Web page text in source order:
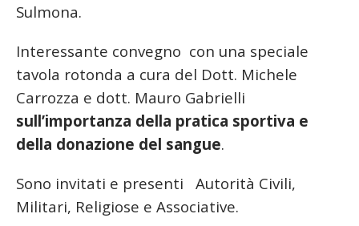
Sulmona.
Interessante convegno con una speciale
tavola rotonda a cura del Dott. Michele
Carrozza e dott. Mauro Gabrielli
sull’importanza della pratica sportiva e
della donazione del sangue.
Sono invitati e presenti Autorità Civili,
Militari, Religiose e Associative.